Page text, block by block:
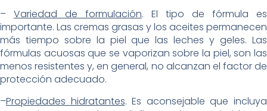
– Variedad de formulación. El tipo de fórmula es
importante. Las cremas grasas y los aceites permanecen
más tiempo sobre la piel que las leches y geles. Las
fórmulas acuosas que se vaporizan sobre la piel, son las
menos resistentes y, en general, no alcanzan el factor de
protección adecuado.
–Propiedades hidratantes. Es aconsejable que incluya